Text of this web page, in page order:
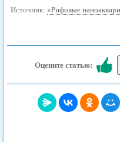
Источник: «Рифовые
Оцените статью: